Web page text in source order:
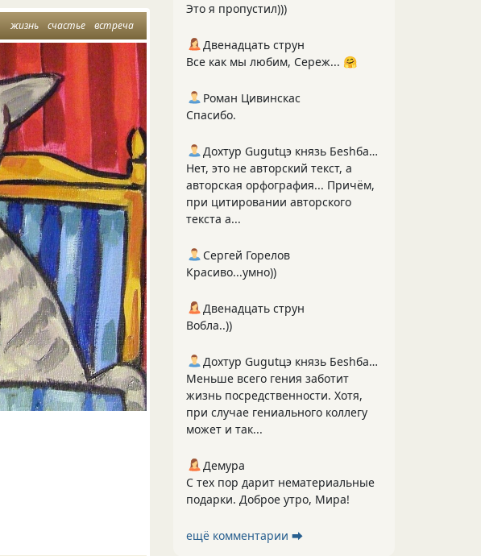
жизнь счастье встреча
Это я пропустил)))
Двенадцать струн
Все как мы любим, Сереж... 🤗
Роман Цивинскас
Спасибо.
Дохтур Gugutцэ князь Беshбармакоff
Нет, это не авторский текст, а
авторская орфография... Причём,
при цитировании авторского
текста а...
Сергей Горелов
Красиво...умно))
Двенадцать струн
Вобла..))
Дохтур Gugutцэ князь Беshбармакоff
Меньше всего гения заботит
жизнь посредственности. Хотя,
при случае гениального коллегу
может и так...
Демура
С тех пор дарит нематериальные
подарки. Доброе утро, Мира!
ещё комментарии ⮕